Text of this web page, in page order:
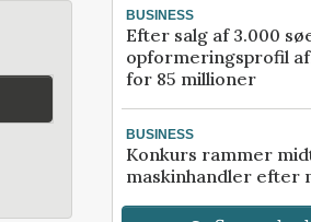
BUSINESS
Efter salg af 3.000
opformeringsprofil
for 85 millioner
BUSINESS
Konkurs rammer
maskinhandler efter